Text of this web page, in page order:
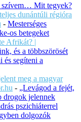
szívem… Mit tegyek?
dunántúli régióra
- Mesterséges
os betegeket
Afrikát? |
és a többszörösét
segíteni a
meg a magyar
- „Levágod a fejét,
drogok jelennek
pszichiáterrel
dolgozók